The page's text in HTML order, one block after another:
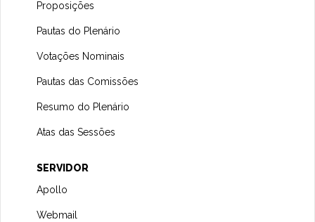
Proposições
Pautas do Plenário
Votações Nominais
Pautas das Comissões
Resumo do Plenário
Atas das Sessões
SERVIDOR
Apollo
Webmail